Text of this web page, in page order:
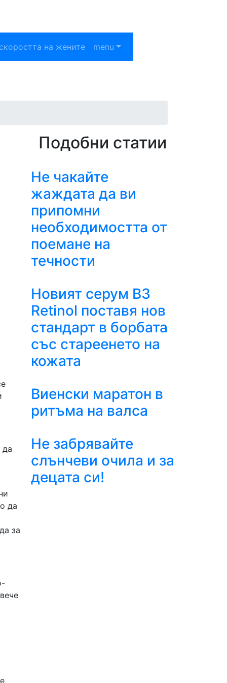
скоростта на жените menu
да
да
за
Подобни статии
Не чакайте
жаждата да ви
припомни
необходимостта от
поемане на
течности
Новият серум B3
Retinol поставя нов
стандарт в борбата
със стареенето на
кожата
Виенски маратон в
ритъма на валса
Не забрявайте
слънчеви очила и за
децата си!